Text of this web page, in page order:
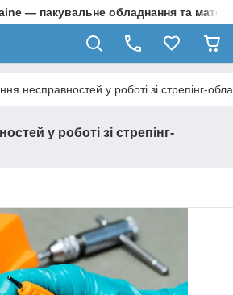
— пакувальне обладнання та
несправностей у роботі зі стрепінг-
у роботі зі стрепінг-